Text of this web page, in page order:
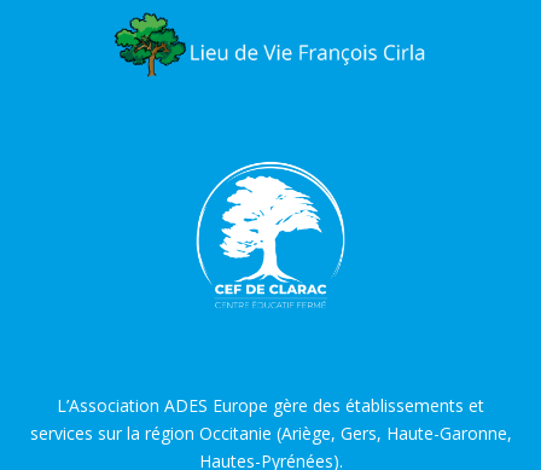
L’Association ADES Europe gère des établissements et
services sur la région Occitanie (Ariège, Gers, Haute-Garonne,
Hautes-Pyrénées).